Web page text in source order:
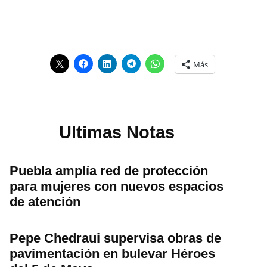
Más
Ultimas Notas
Puebla amplía red de protección
para mujeres con nuevos espacios
de atención
Pepe Chedraui supervisa obras de
pavimentación en bulevar Héroes